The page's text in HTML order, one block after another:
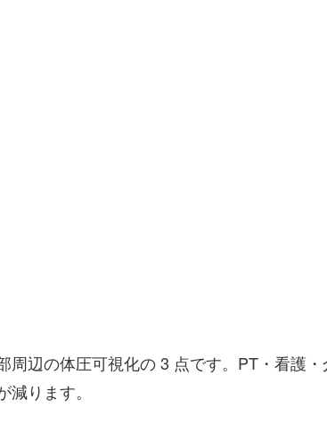
辺の体圧可視化の 3 点です。PT・看護
ります。